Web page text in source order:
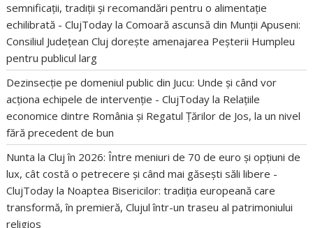
semnificații, tradiții și recomandări pentru o alimentație
echilibrată - ClujToday laComoară ascunsă din Munții Apuseni:
Consiliul Județean Cluj dorește amenajarea Peșterii Humpleu
pentru publicul larg
Dezinsecție pe domeniul public din Jucu: Unde și când vor
acționa echipele de intervenție - ClujToday la Relațiile
economice dintre România și Regatul Țărilor de Jos, la un nivel
fără precedent de bun
Nunta la Cluj în 2026: Între meniuri de 70 de euro și opțiuni de
lux, cât costă o petrecere și când mai găsești săli libere -
ClujToday la Noaptea Bisericilor: tradiția europeană care
transformă, în premieră, Clujul într-un traseu al patrimoniului
religios